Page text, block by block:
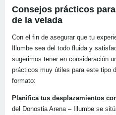
Consejos prácticos
de la velada
Con el fin de asegurar que tu
Illumbe sea del todo fluida y
sugerimos tener en consideración
prácticos muy útiles para este tipo
formato:
Planifica tus desplazamientos
del Donostia Arena – Illumbe se